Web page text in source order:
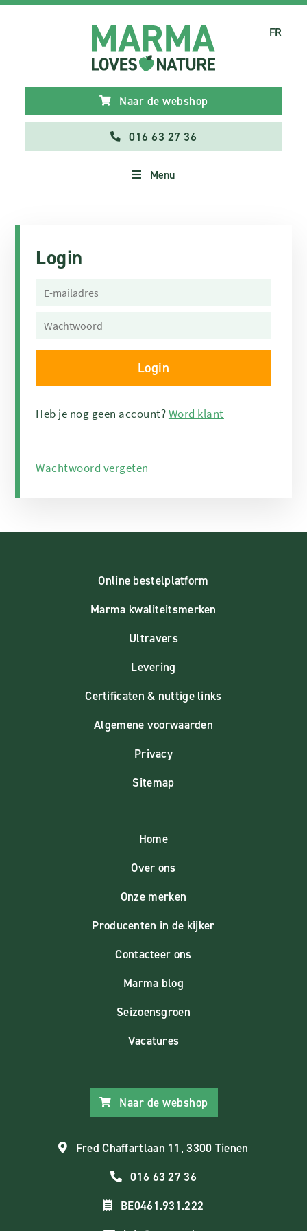
Naar de webshop
016 63 27 36
Menu
FR
Login
Heb je nog geen account?Word klant
Wachtwoord vergeten
Online bestelplatform
Marma kwaliteitsmerken
Ultravers
Levering
Certificaten & nuttige links
Algemene voorwaarden
Privacy
Sitemap
Home
Over ons
Onze merken
Producenten in de kijker
Contacteer ons
Marma blog
Seizoensgroen
Vacatures
Naar de webshop
Fred Chaffartlaan 11, 3300 Tienen
016 63 27 36
BE0461.931.222